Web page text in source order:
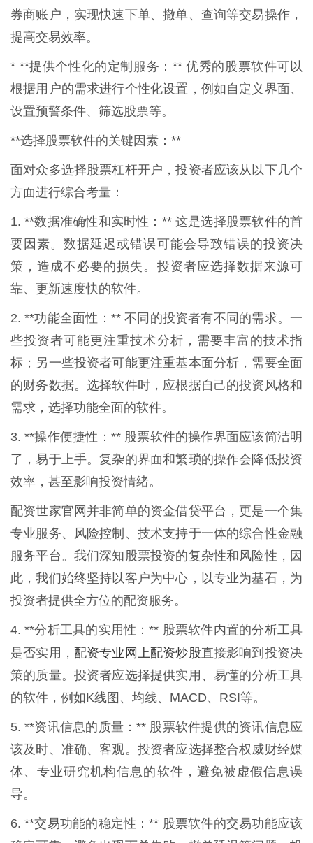
券商账户，实现快速下单、撤单、查询等交易操作，
提高交易效率。
* **提供个性化的定制服务：** 优秀的股票软件可以
根据用户的需求进行个性化设置，例如自定义界面、
设置预警条件、筛选股票等。
**选择股票软件的关键因素：**
面对众多选择股票杠杆开户，投资者应该从以下几个
方面进行综合考量：
1. **数据准确性和实时性：** 这是选择股票软件的首
要因素。数据延迟或错误可能会导致错误的投资决
策，造成不必要的损失。投资者应选择数据来源可
靠、更新速度快的软件。
2. **功能全面性：** 不同的投资者有不同的需求。一
些投资者可能更注重技术分析，需要丰富的技术指
标；另一些投资者可能更注重基本面分析，需要全面
的财务数据。选择软件时，应根据自己的投资风格和
需求，选择功能全面的软件。
3. **操作便捷性：** 股票软件的操作界面应该简洁明
了，易于上手。复杂的界面和繁琐的操作会降低投资
效率，甚至影响投资情绪。
配资世家官网并非简单的资金借贷平台，更是一个集
专业服务、风险控制、技术支持于一体的综合性金融
服务平台。我们深知股票投资的复杂性和风险性，因
此，我们始终坚持以客户为中心，以专业为基石，为
投资者提供全方位的配资服务。
4. **分析工具的实用性：** 股票软件内置的分析工具
是否实用， 配资专业网上配资炒股直接影响到投资决
策的质量。投资者应选择提供实用、易懂的分析工具
的软件，例如K线图、均线、MACD、RSI等。
5. **资讯信息的质量：** 股票软件提供的资讯信息应
该及时、准确、客观。投资者应选择整合权威财经媒
体、专业研究机构信息的软件，避免被虚假信息误
导。
6. **交易功能的稳定性：** 股票软件的交易功能应该